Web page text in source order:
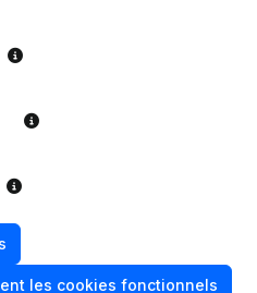
Forme Juridique -
Constitution (Nouvelle
etc...)
les cookies fonctionnels